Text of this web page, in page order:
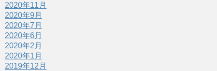
2020年11月
2020年9月
2020年7月
2020年6月
2020年2月
2020年1月
2019年12月